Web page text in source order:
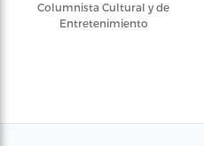
Columnista Cultural y de
Entretenimiento